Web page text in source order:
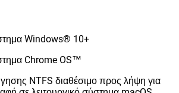
Windows® 10+
Chrome OS™
NTFS διαθέσιμο προς λήψη για